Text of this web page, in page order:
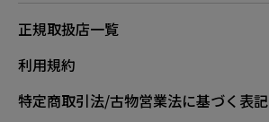
正規取扱店一覧
利用規約
特定商取引法/古物営業法に基づく表記